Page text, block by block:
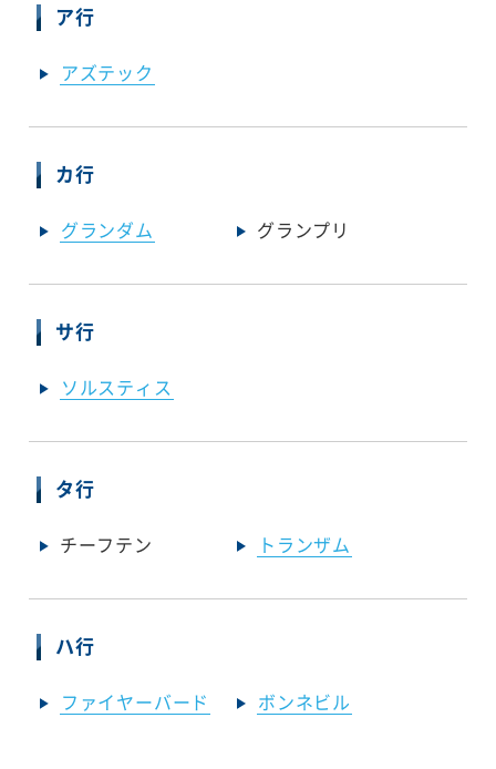
ア行
アズテック
カ行
グランダム グランプリ
サ行
ソルスティス
タ行
チーフテン トランザム
ハ行
ファイヤーバード ボンネビル